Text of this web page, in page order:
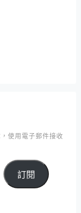
使用電子郵件接收
訂閱